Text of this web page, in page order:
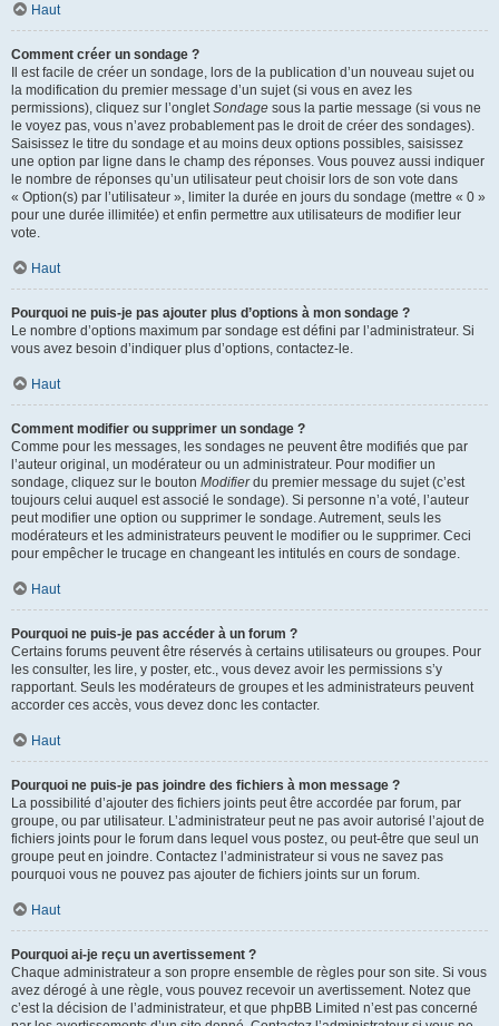
Haut
Comment créer un sondage ?
Il est facile de créer un sondage, lors de la publication d’un nouveau sujet ou
la modification du premier message d’un sujet (si vous en avez les
permissions), cliquez sur l’ongletSondage sous la partie message (si vous ne
le voyez pas, vous n’avez probablement pas le droit de créer des sondages).
Saisissez le titre du sondage et au moins deux options possibles, saisissez
une option par ligne dans le champ des réponses. Vous pouvez aussi indiquer
le nombre de réponses qu’un utilisateur peut choisir lors de son vote dans
« Option(s) par l’utilisateur », limiter la durée en jours du sondage (mettre « 0 »
pour une durée illimitée) et enfin permettre aux utilisateurs de modifier leur
vote.
Haut
Pourquoi ne puis-je pas ajouter plus d’options à mon sondage ?
Le nombre d’options maximum par sondage est défini par l’administrateur. Si
vous avez besoin d’indiquer plus d’options, contactez-le.
Haut
Comment modifier ou supprimer un sondage ?
Comme pour les messages, les sondages ne peuvent être modifiés que par
l’auteur original, un modérateur ou un administrateur. Pour modifier un
sondage, cliquez sur le bouton Modifierdu premier message du sujet (c’est
toujours celui auquel est associé le sondage). Si personne n’a voté, l’auteur
peut modifier une option ou supprimer le sondage. Autrement, seuls les
modérateurs et les administrateurs peuvent le modifier ou le supprimer. Ceci
pour empêcher le trucage en changeant les intitulés en cours de sondage.
Haut
Pourquoi ne puis-je pas accéder à un forum ?
Certains forums peuvent être réservés à certains utilisateurs ou groupes. Pour
les consulter, les lire, y poster, etc., vous devez avoir les permissions s’y
rapportant. Seuls les modérateurs de groupes et les administrateurs peuvent
accorder ces accès, vous devez donc les contacter.
Haut
Pourquoi ne puis-je pas joindre des fichiers à mon message ?
La possibilité d’ajouter des fichiers joints peut être accordée par forum, par
groupe, ou par utilisateur. L’administrateur peut ne pas avoir autorisé l’ajout de
fichiers joints pour le forum dans lequel vous postez, ou peut-être que seul un
groupe peut en joindre. Contactez l’administrateur si vous ne savez pas
pourquoi vous ne pouvez pas ajouter de fichiers joints sur un forum.
Haut
Pourquoi ai-je reçu un avertissement ?
Chaque administrateur a son propre ensemble de règles pour son site. Si vous
avez dérogé à une règle, vous pouvez recevoir un avertissement. Notez que
c’est la décision de l’administrateur, et que phpBB Limited n’est pas concerné